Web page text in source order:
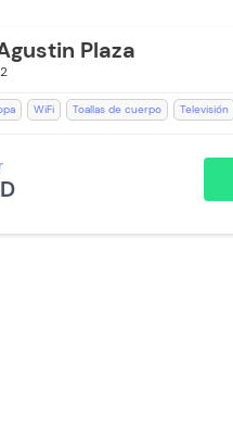
Plaza
WiFi Toallas de cuerpo
Televisión
Salón de Eventos
(Cargo Extra)